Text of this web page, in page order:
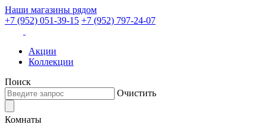
Наши магазины рядом
+7 (952) 051-39-15 +7 (952) 797-24-07
Акции
Коллекции
Поиск
Очистить
Комнаты